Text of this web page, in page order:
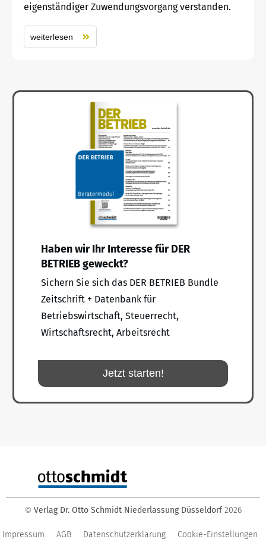
eigenständiger Zuwendungsvorgang verstanden.
weiterlesen
Haben wir Ihr Interesse für DER
BETRIEB geweckt?
Sichern Sie sich das DER BETRIEB Bundle
Zeitschrift + Datenbank für
Betriebswirtschaft, Steuerrecht,
Wirtschaftsrecht, Arbeitsrecht
Jetzt starten!
© Verlag Dr. Otto Schmidt Niederlassung Düsseldorf 2026
Impressum AGB Datenschutzerklärung Cookie-Einstellungen